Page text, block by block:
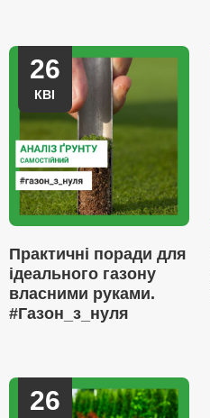
26
КВІ
Практичні поради для
ідеального газону
власними руками.
#Газон_з_нуля
26